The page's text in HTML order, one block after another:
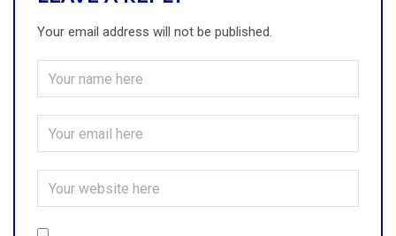
Your email address will not be published.